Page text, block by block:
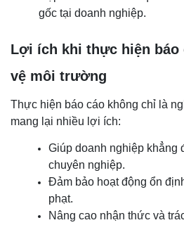
gốc tại doanh nghiệp.
Lợi ích khi thực hiện báo
vệ môi trường
Thực hiện báo cáo không chỉ là
mang lại nhiều lợi ích:
Giúp doanh nghiệp khẳng
chuyên nghiệp.
Đảm bảo hoạt động ổn
phạt.
Nâng cao nhận thức và